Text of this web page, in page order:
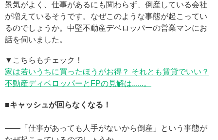
景気がよく、仕事があるにも関わらず、倒産している会社
が増えているそうです。なぜこのような事態が起こってい
るのでしょうか。中堅不動産デベロッパーの営業マンにお
話を伺いました。
▼こちらもチェック！
家は若いうちに買ったほうがお得？ それとも賃貸でいい？
不動産ディベロッパーとFPの見解は......。
■キャッシュが回らなくなる！
——「仕事があっても人手がないから倒産」という事態が